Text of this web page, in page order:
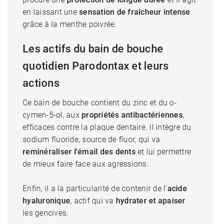
en laissant une sensation de fraîcheur intense
grâce à la menthe poivrée.
Les actifs du bain de bouche
quotidien Parodontax et leurs
actions
Ce bain de bouche contient du zinc et du o-
cymen-5-ol, aux propriétés antibactériennes,
efficaces contre la plaque dentaire. Il intègre du
sodium fluoride, source de fluor, qui va
reminéraliser l'émail des dentset lui permettre
de mieux faire face aux agressions.
Enfin, il a la particularité de contenir de l'acide
hyaluronique, actif qui va hydrater et apaiser
les gencives.